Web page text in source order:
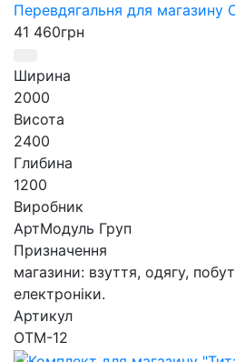
Перевдягальня для магазину
41 460грн
Ширина
2000
Висота
2400
Глибина
1200
Виробник
АртМодуль Груп
Призначення
магазини: взуття, одягу,
електроніки.
Артикул
ОТМ-12